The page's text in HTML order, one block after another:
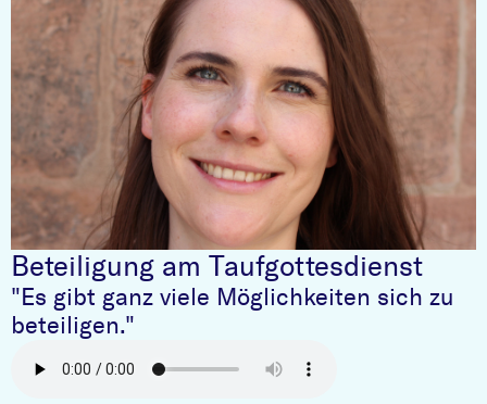
Beteiligung am Taufgottesdienst
"Es gibt ganz viele Möglichkeiten sich zu
beteiligen."